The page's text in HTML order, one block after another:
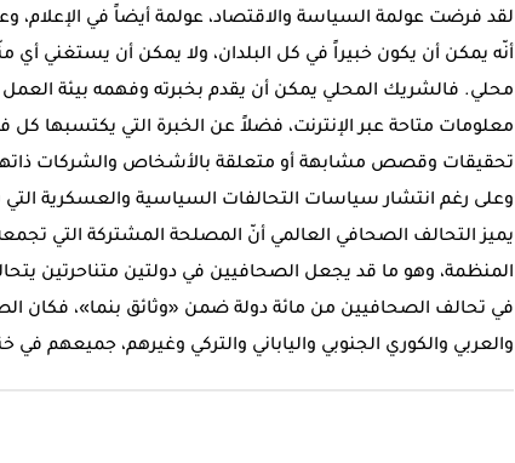
لقد فرضت عولمة السياسة والاقتصاد، عولمة أيضاً في الإعلام،
أنّه يمكن أن يكون خبيراً في كل البلدان، ولا يمكن أن يستغني
محلي. فالشريك المحلي يمكن أن يقدم بخبرته وفهمه بيئة
معلومات متاحة عبر الإنترنت، فضلاً عن الخبرة التي يكتسبها
تحقيقات وقصص مشابهة أو متعلقة بالأشخاص والشركات
وعلى رغم انتشار سياسات التحالفات السياسية والعسكرية التي
يميز التحالف الصحافي العالمي أنّ المصلحة المشتركة التي
المنظمة، وهو ما قد يجعل الصحافيين في دولتين متناحرتين
في تحالف الصحافيين من مائة دولة ضمن «وثائق بنما»، فكان
والعربي والكوري الجنوبي والياباني والتركي وغيرهم، جميعهم في